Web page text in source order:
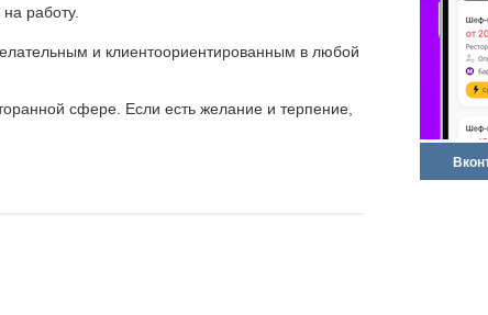
работу.
и клиентоориентированным в любой
сфере. Если есть желание и терпение,